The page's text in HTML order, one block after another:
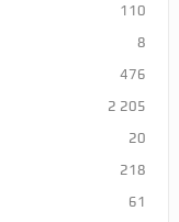
110
8
476
2 205
20
218
61